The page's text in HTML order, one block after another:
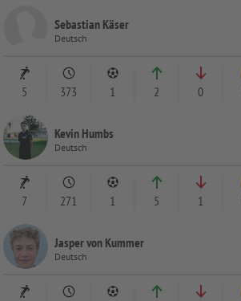
Sebastian Käser
Deutsch
5 373 1 2 0
Kevin Humbs
Deutsch
7 271 1 5 1
Jasper von Kummer
Deutsch